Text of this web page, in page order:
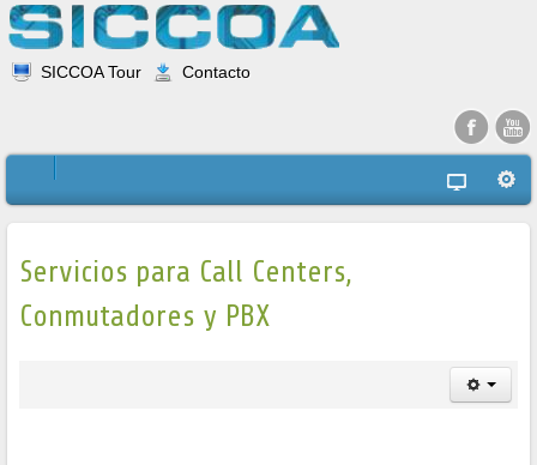
SICCOA Tour Contacto
Servicios para Call Centers,
Conmutadores y PBX